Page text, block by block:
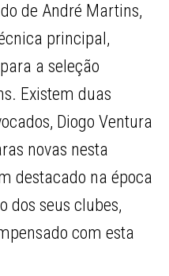
de André Martins,
principal,
a seleção
Existem duas
Diogo Ventura
novas nesta
destacado na época
dos seus clubes,
com esta